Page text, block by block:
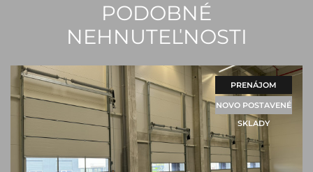
PODOBNÉ
NEHNUTEĽNOSTI
PRENÁJOM
NOVO POSTAVENÉ
SKLADY